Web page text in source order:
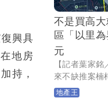
興具
地房
持，
不是買高
區「以里
元
【記者葉家
來不缺推案楠
月迎來區內第
地產王